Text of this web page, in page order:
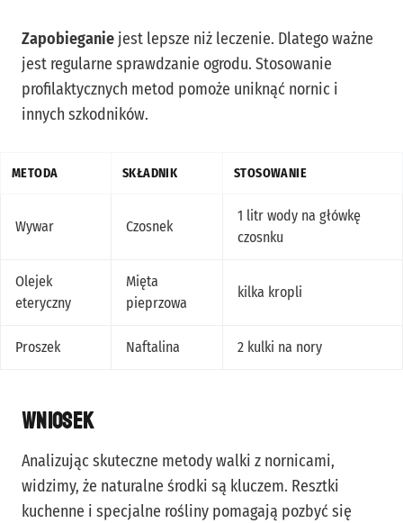
Zapobieganie jest lepsze niż leczenie. Dlatego ważne
jest regularne sprawdzanie ogrodu. Stosowanie
profilaktycznych metod pomoże uniknąć nornic i
innych szkodników.
METODA SKŁADNIK STOSOWANIE
Wywar Czosnek
1 litr wody na główkę
czosnku
Olejek
eteryczny
Mięta
pieprzowa
kilka kropli
Proszek Naftalina 2 kulki na nory
Wniosek
Analizując skuteczne metody walki z nornicami,
widzimy, że naturalne środki są kluczem. Resztki
kuchenne i specjalne rośliny pomagają pozbyć się